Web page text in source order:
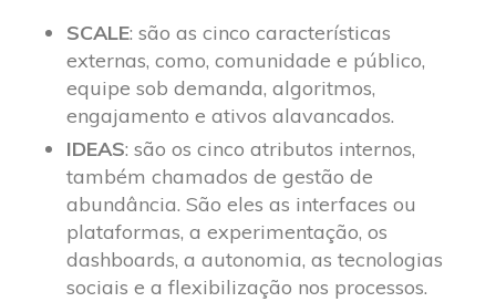
SCALE: são as cinco características
externas, como, comunidade e público,
equipe sob demanda, algoritmos,
engajamento e ativos alavancados.
IDEAS: são os cinco atributos internos,
também chamados de gestão de
abundância. São eles as interfaces ou
plataformas, a experimentação, os
dashboards, a autonomia, as tecnologias
sociais e a flexibilização nos processos.